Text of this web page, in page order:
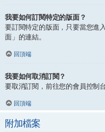
我要如何訂閱特定的版面？
要訂閱特定的版面，只要當您進
面」的連結。
回頂端
我要如何取消訂閱？
要取消訂閱，前往您的會員控制
回頂端
附加檔案